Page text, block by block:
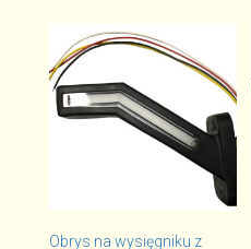
wariantów.
Opcje
można
wybrać
na
stronie
produktu
Obrys na wysięgniku z